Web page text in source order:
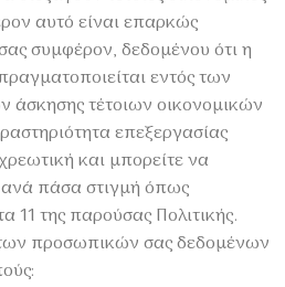
αυτό είναι επαρκώς
συμφέρον, δεδομένου ότι η
εντός των
τέτοιων οικονομικών
επεξεργασίας
και μπορείτε να
ανά πάσα στιγμή όπως
11 της παρούσας Πολιτικής.
προσωπικών σας δεδομένων